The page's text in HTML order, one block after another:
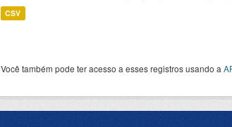
CSV
Você também pode ter acesso a esses registros usando a